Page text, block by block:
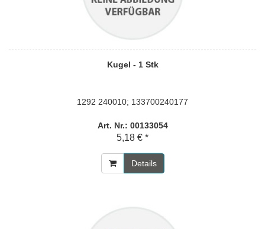
Kugel - 1 Stk
1292 240010; 133700240177
Art. Nr.: 00133054
5,18 € *
Details